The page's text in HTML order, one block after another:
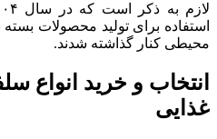
استفاده برای تولید محصولات
محیطی کنار گذاشته شدند.
انتخاب و خرید انواع
غذایی